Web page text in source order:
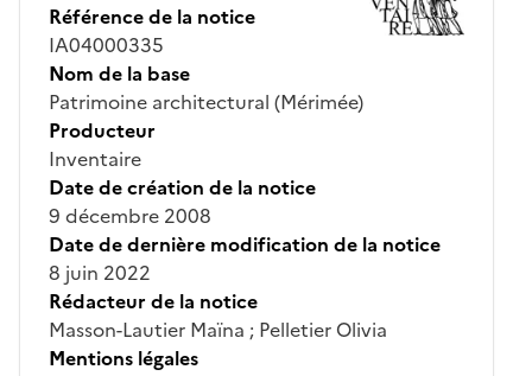
Référence de la notice
IA04000335
Nom de la base
Patrimoine architectural (Mérimée)
Producteur
Inventaire
Date de création de la notice
9 décembre 2008
Date de dernière modification de la notice
8 juin 2022
Rédacteur de la notice
Masson-Lautier Maïna ; Pelletier Olivia
Mentions légales